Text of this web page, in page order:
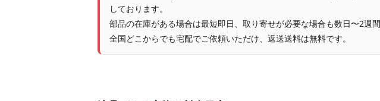
しております。
部品の在庫がある場合は最短即日、取り寄せが必要な場合も数日〜2週
全国どこからでも宅配でご依頼いただけ、返送送料は無料です。